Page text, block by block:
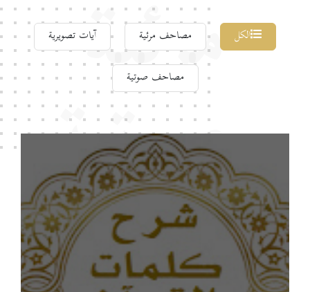
مرئية
وصوتية
الكل مصاحف مرئية آيات تصويرية
مصاحف صوتية